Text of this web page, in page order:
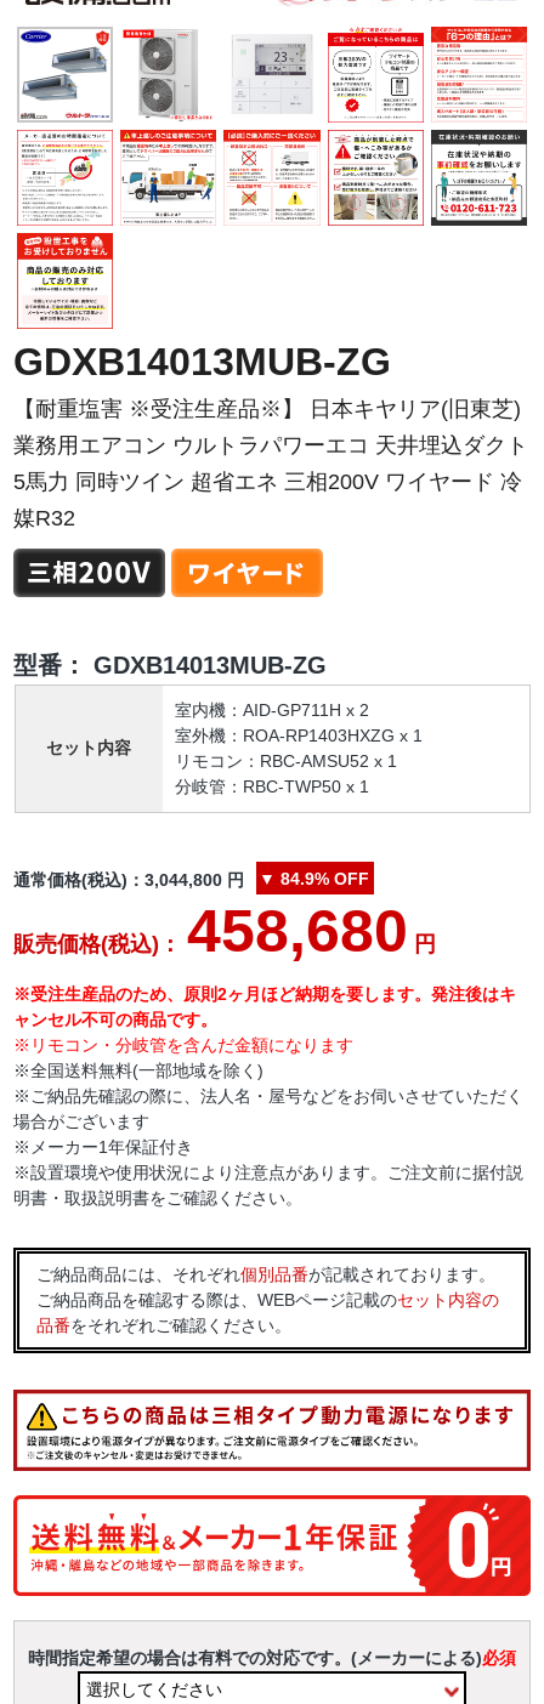
GDXB14013MUB-ZG
【耐重塩害 ※受注生産品※】 日本キヤリア(旧東芝)
業務用エアコン ウルトラパワーエコ 天井埋込ダクト
5馬力 同時ツイン 超省エネ 三相200V ワイヤード 冷
媒R32
型番： GDXB14013MUB-ZG
セット内容
室内機：AID-GP711H x 2
室外機：ROA-RP1403HXZG x 1
リモコン：RBC-AMSU52 x 1
分岐管：RBC-TWP50 x 1
通常価格(税込)：3,044,800 円 ▼ 84.9% OFF
販売価格(税込)：458,680 円
※受注生産品のため、原則2ヶ月ほど納期を要します。発注後はキ
ャンセル不可の商品です。
※リモコン・分岐管を含んだ金額になります
※全国送料無料(一部地域を除く)
※ご納品先確認の際に、法人名・屋号などをお伺いさせていただく
場合がございます
※メーカー1年保証付き
※設置環境や使用状況により注意点があります。ご注文前に据付説
明書・取扱説明書をご確認ください。
ご納品商品には、それぞれ個別品番が記載されております。
ご納品商品を確認する際は、WEBページ記載のセット内容の
品番をそれぞれご確認ください。
時間指定希望の場合は有料での対応です。(メーカーによる)必須